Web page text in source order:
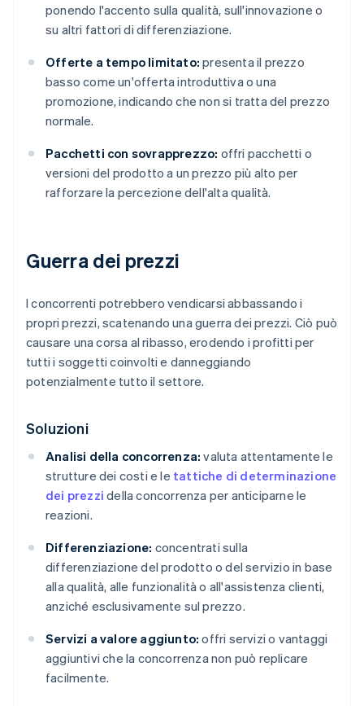
ponendo l'accento sulla qualità, sull'innovazione o
su altri fattori di differenziazione.
Offerte a tempo limitato: presenta il prezzo
basso come un'offerta introduttiva o una
promozione, indicando che non si tratta del prezzo
normale.
Pacchetti con sovrapprezzo: offri pacchetti o
versioni del prodotto a un prezzo più alto per
rafforzare la percezione dell'alta qualità.
Guerra dei prezzi
I concorrenti potrebbero vendicarsi abbassando i
propri prezzi, scatenando una guerra dei prezzi. Ciò può
causare una corsa al ribasso, erodendo i profitti per
tutti i soggetti coinvolti e danneggiando
potenzialmente tutto il settore.
Soluzioni
Analisi della concorrenza: valuta attentamente le
strutture dei costi e le tattiche di determinazione
dei prezzi della concorrenza per anticiparne le
reazioni.
Differenziazione: concentrati sulla
differenziazione del prodotto o del servizio in base
alla qualità, alle funzionalità o all'assistenza clienti,
anziché esclusivamente sul prezzo.
Servizi a valore aggiunto: offri servizi o vantaggi
aggiuntivi che la concorrenza non può replicare
facilmente.